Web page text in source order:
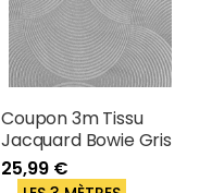
Coupon 3m Tissu
Jacquard Bowie Gris
25,99 €